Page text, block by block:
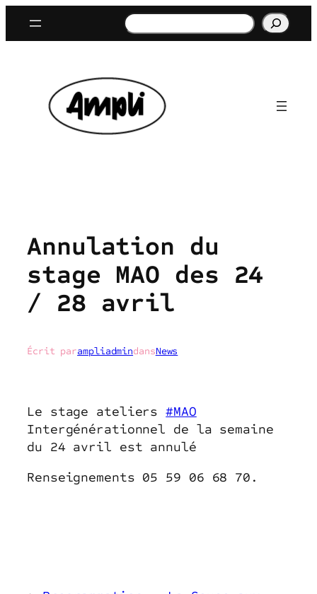
Rechercher
Annulation du
stage MAO des 24
/ 28 avril
Écrit parampliadmindansNews
Le stage ateliers#MAO
Intergénérationnel de la semaine
du 24 avril est annulé
Renseignements 05 59 06 68 70.